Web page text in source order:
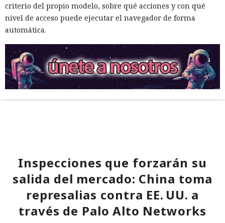
criterio del propio modelo, sobre qué acciones y con qué
nivel de acceso puede ejecutar el navegador de forma
automática.
Inspecciones que forzarán su
salida del mercado: China toma
represalias contra EE. UU. a
través de Palo Alto Networks